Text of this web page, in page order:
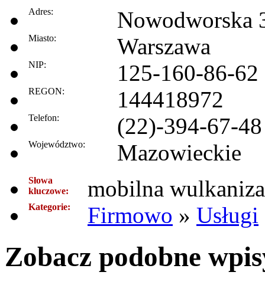
Adres: Nowodworska
Miasto: Warszawa
NIP: 125-160-86-62
REGON: 144418972
Telefon: (22)-394-67-48
Województwo: Mazowieckie
Słowa
kluczowe:
mobilna
Kategorie: Firmowo » Usługi
Zobacz podobne